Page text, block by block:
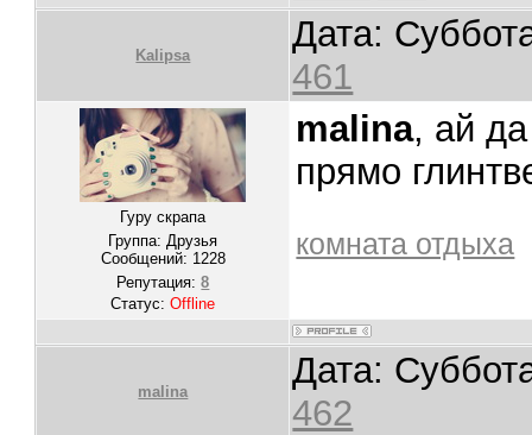
Kalipsa
Дата:
461
Гуру скрапа
Группа: Друзья
Сообщений: 1228
Репутация:8
Статус:Offline
malina, ай
прямо
комната отдыха
malina
Дата:
462